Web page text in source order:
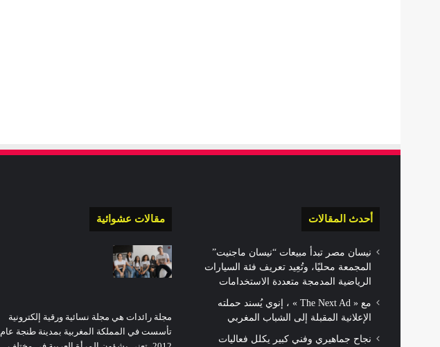
أحدث المقالات
نيسان مصر تبدأ مبيعات “نيسان ماجنيت”
المجمعة محليًا، وتُعِيد تعريف فئة السيارات
الرياضية المدمجة متعددة الاستخدامات
مع « The Next Ad » ، إنوي يُسند حملته
الإعلانية المقبلة إلى الشباب المغربي
نجاح جماهيري وفني كبير يكلل فعاليات
مقالات عشوائية
مجلة رائدات هي مجلة نسائية ورقية إلكترونية
تأسست في المملكة المغربية بمدينة طنجة عام